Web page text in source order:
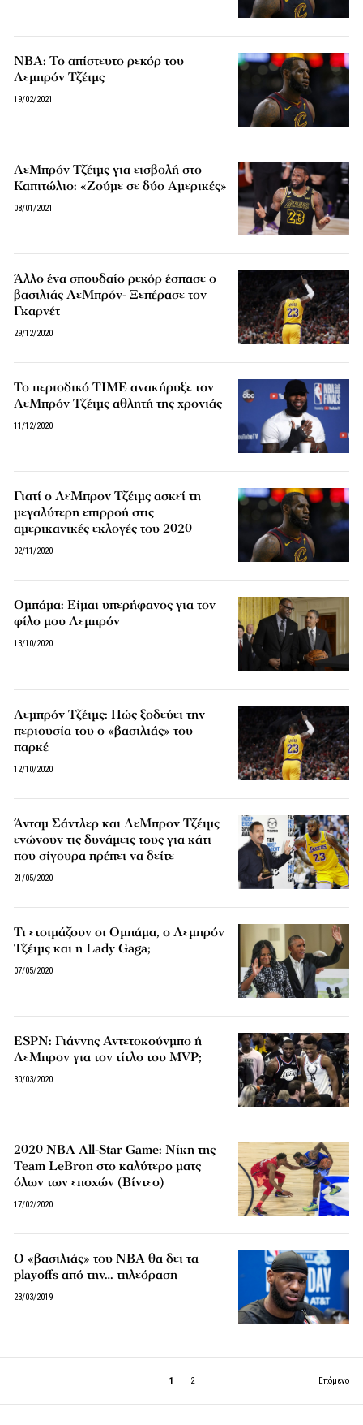
NBA: Το απίστευτο ρεκόρ του
Λεμπρόν Τζέιμς
19/02/2021
ΛεΜπρόν Τζέιμς για εισβολή στο
Καπιτώλιο: «Ζούμε σε δύο Αμερικές»
08/01/2021
Άλλο ένα σπουδαίο ρεκόρ έσπασε ο
βασιλιάς ΛεΜπρόν- Ξεπέρασε τον
Γκαρνέτ
29/12/2020
Το περιοδικό TIME ανακήρυξε τον
ΛεΜπρόν Τζέιμς αθλητή της χρονιάς
11/12/2020
Γιατί ο ΛεΜπρον Τζέιμς ασκεί τη
μεγαλύτερη επιρροή στις
αμερικανικές εκλογές του 2020
02/11/2020
Ομπάμα: Είμαι υπερήφανος για τον
φίλο μου Λεμπρόν
13/10/2020
Λεμπρόν Τζέιμς: Πώς ξοδεύει την
περιουσία του ο «βασιλιάς» του
παρκέ
12/10/2020
Άνταμ Σάντλερ και ΛεMπρον Τζέιμς
ενώνουν τις δυνάμεις τους για κάτι
που σίγουρα πρέπει να δείτε
21/05/2020
Τι ετοιμάζουν οι Ομπάμα, ο Λεμπρόν
Τζέιμς και η Lady Gaga;
07/05/2020
ESPN: Γιάννης Αντετοκούνμπο ή
ΛεΜπρον για τον τίτλο του MVP;
30/03/2020
2020 ΝΒΑ All-Star Game: Νίκη της
Team LeBron στο καλύτερο ματς
όλων των εποχών (Βίντεο)
17/02/2020
Ο «βασιλιάς» του NBA θα δει τα
playoffs από την… τηλεόραση
23/03/2019
1 2 Επόμενο